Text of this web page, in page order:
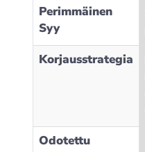
Perimmäinen
Syy
Korjausstrategia
Odotettu